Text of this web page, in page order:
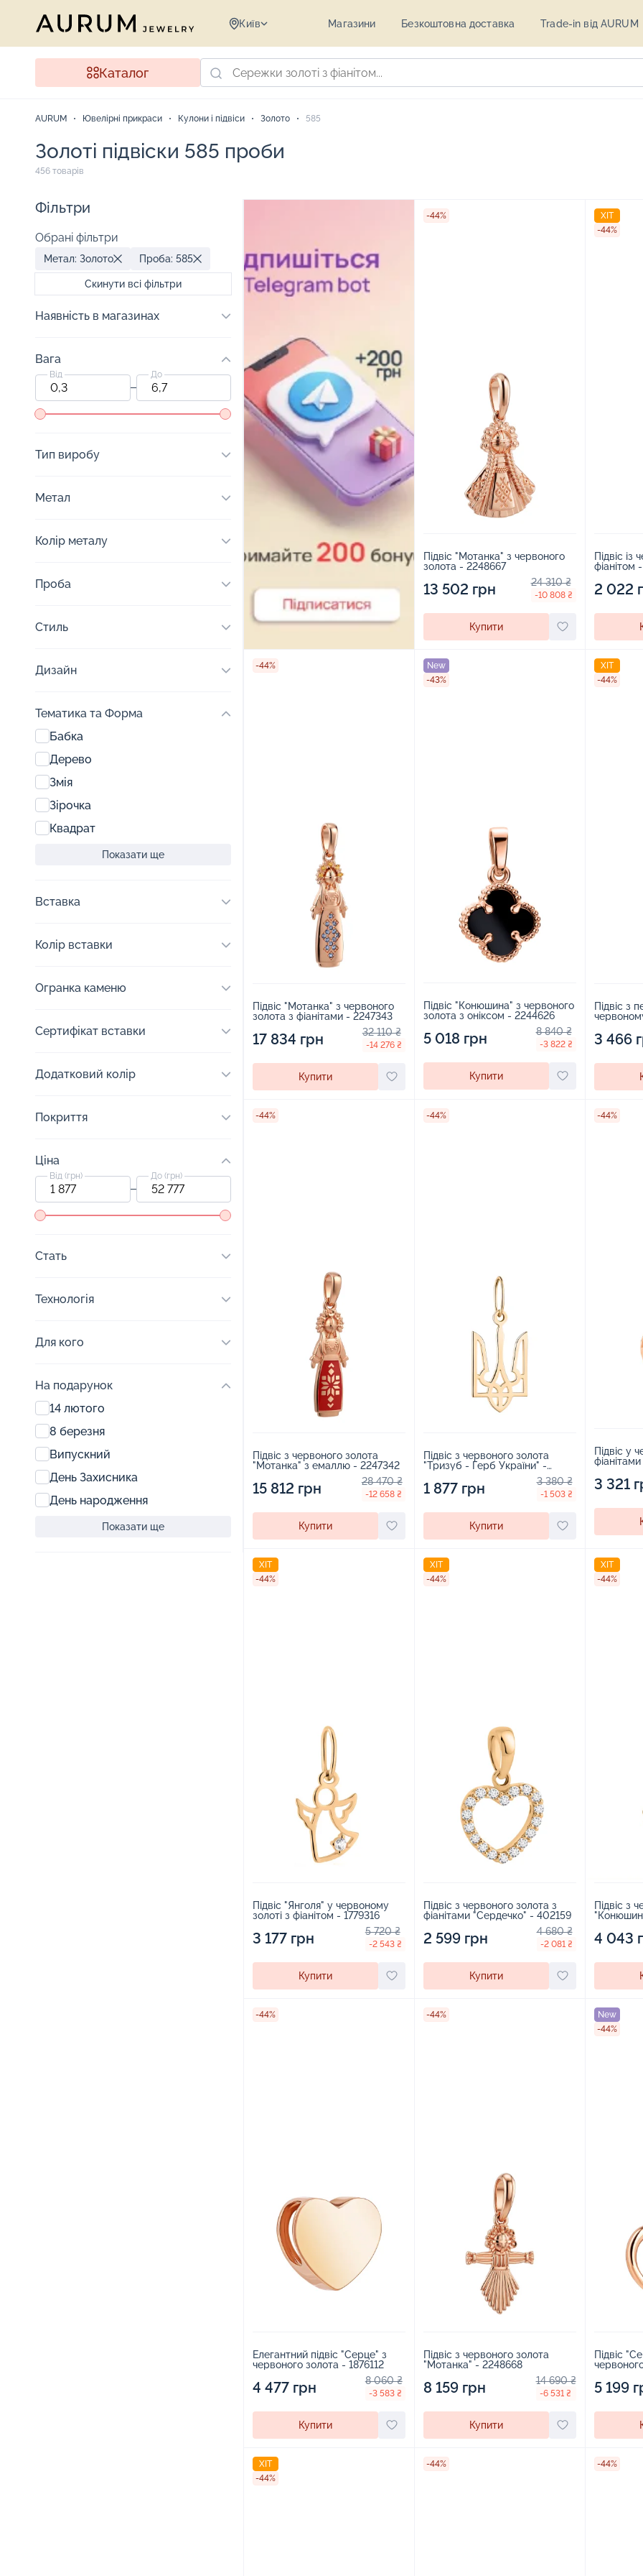
Київ Магазини Безкоштовна доставка Trade-in від AURUM
Каталог
AURUM Ювелірні прикраси Кулони і підвіси Золото 585
Золоті підвіски 585 проби
456 товарів
Фільтри
Обрані фільтри
Метал: Золото Проба: 585
Скинути всі фільтри
Наявність в магазинах
Вага
Від До
Тип виробу
Метал
Колір металу
Проба
Стиль
Дизайн
Тематика та Форма
Бабка
Дерево
Змія
Зірочка
Квадрат
Показати ще
Вставка
Колір вставки
Огранка каменю
Сертифікат вставки
Додатковий колір
Покриття
Ціна
Від (грн) До (грн)
Стать
Технологія
Для кого
На подарунок
14 лютого
8 березня
Випускний
День Захисника
День народження
Показати ще
-44%
Підвіс "Мотанка" з червоного
золота - 2248667
13 502 грн 24 310 ₴
-10 808 ₴
Купити
ХІТ
-44%
Підвіс із
фіанітом
2 022
-44%
Підвіс "Мотанка" з червоного
золота з фіанітами - 2247343
17 834 грн 32 110 ₴
-14 276 ₴
Купити
New
-43%
Підвіс "Конюшина" з червоного
золота з оніксом - 2244626
5 018 грн 8 840 ₴
-3 822 ₴
Купити
ХІТ
-44%
Підвіс з
3 466
-44%
Підвіс з червоного золота
"Мотанка" з емаллю - 2247342
15 812 грн 28 470 ₴
-12 658 ₴
Купити
-44%
Підвіс з червоного золота
"Тризуб - Герб України" -
1 877 грн 3 380 ₴
-1 503 ₴
Купити
-44%
Підвіс у
3 321
ХІТ
-44%
Підвіс "Янголя" у червоному
золоті з фіанітом - 1779316
3 177 грн 5 720 ₴
-2 543 ₴
Купити
ХІТ
-44%
Підвіс з червоного золота з
фіанітами "Сердечко" - 402159
2 599 грн 4 680 ₴
-2 081 ₴
Купити
ХІТ
-44%
Підвіс з
4 043
-44%
Елегантний підвіс "Серце" з
червоного золота - 1876112
4 477 грн 8 060 ₴
-3 583 ₴
Купити
-44%
Підвіс з червоного золота
"Мотанка" - 2248668
8 159 грн 14 690 ₴
-6 531 ₴
Купити
New
-44%
Підвіс
5 199
ХІТ
-44%
-44% -44%